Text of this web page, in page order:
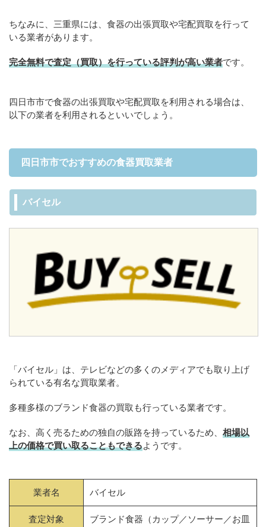
ちなみに、三重県には、食器の出張買取や宅配買取を行って
いる業者があります。
完全無料で査定（買取）を行っている評判が高い業者です。
四日市市で食器の出張買取や宅配買取を利用される場合は、
以下の業者を利用されるといいでしょう。
四日市市でおすすめの食器買取業者
バイセル
「バイセル」は、テレビなどの多くのメディアでも取り上げ
られている有名な買取業者。
多種多様のブランド食器の買取も行っている業者です。
なお、高く売るための独自の販路を持っているため、 相場以
上の価格で買い取ることもできるようです。
業者名 バイセル
査定対象
ブランド食器（カップ／ソーサー／お皿